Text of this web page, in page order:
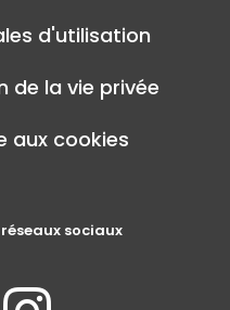
d'utilisation
de la vie privée
aux cookies
sociaux